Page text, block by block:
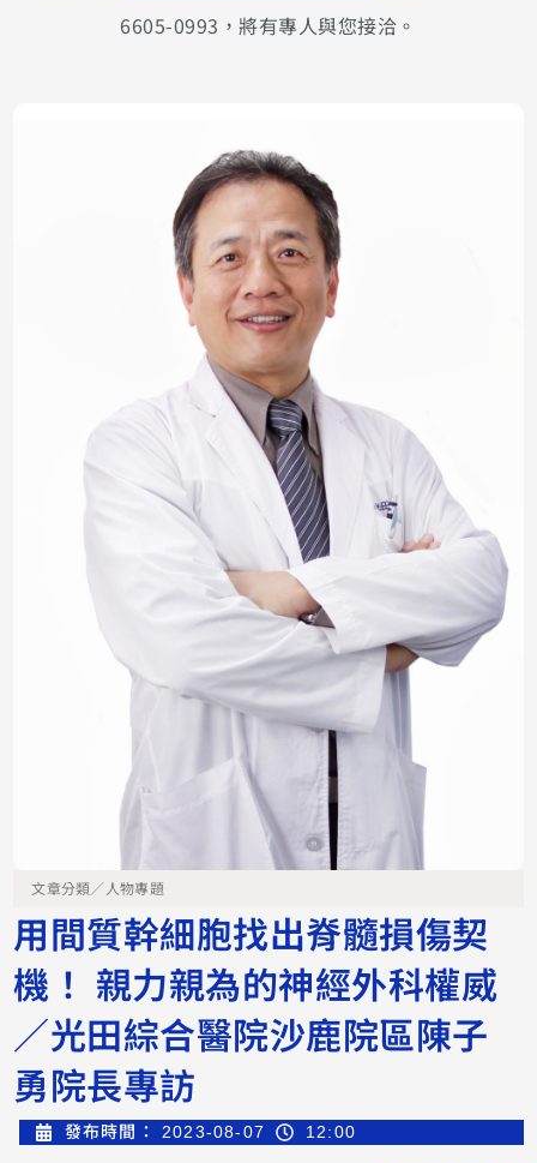
6605-0993，將有專人與您接洽。
文章分類／人物專題
用間質幹細胞找出脊髓損傷契
機！ 親力親為的神經外科權威
／光田綜合醫院沙鹿院區陳子
勇院長專訪
發布時間： 2023-08-07 12:00